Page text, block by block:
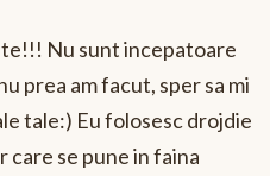
Nu sunt incepatoare
prea am facut, sper sa mi
tale:) Eu folosesc drojdie
care se pune in faina